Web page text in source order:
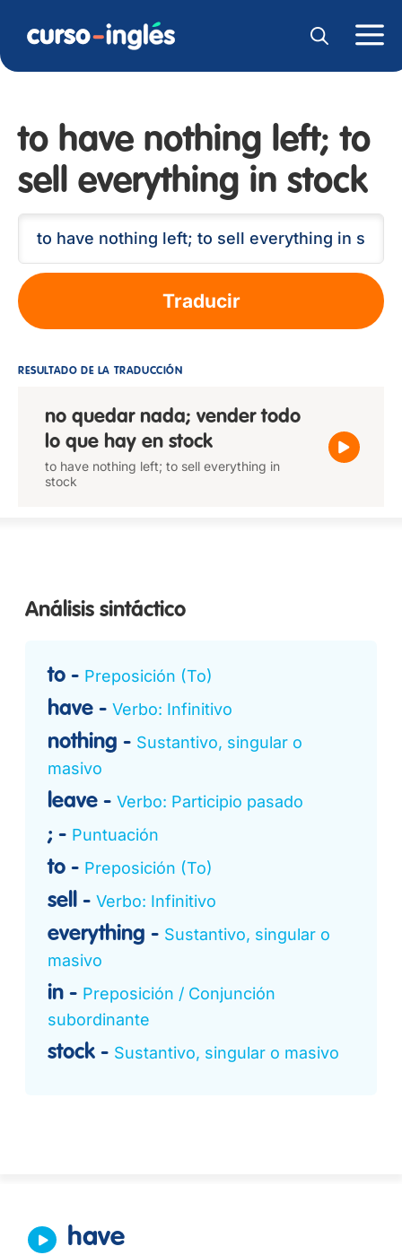
to have nothing left; to
sell everything in stock
Traducir
RESULTADO DE LA TRADUCCIÓN
no quedar nada; vender todo
lo que hay en stock
to have nothing left; to sell everything in
stock
Análisis sintáctico
to Preposición (To)
have Verbo: Infinitivo
nothing
Sustantivo, singular o
masivo
leave Verbo: Participio pasado
; Puntuación
to Preposición (To)
sell Verbo: Infinitivo
everything
Sustantivo, singular o
masivo
in
Preposición / Conjunción
subordinante
stock Sustantivo, singular o masivo
have